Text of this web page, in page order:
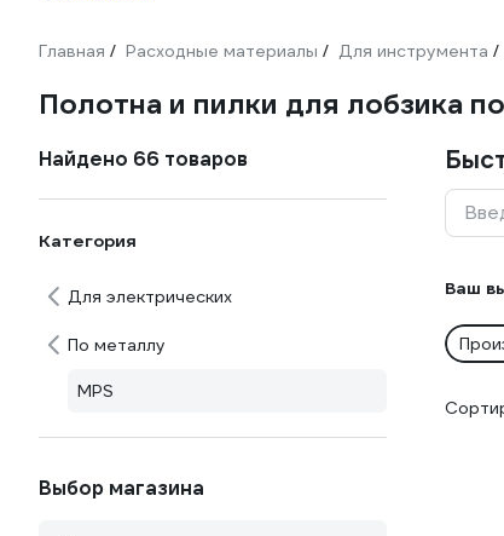
Главная / Расходные материалы / Для инструмента /
Полотна и пилки для лобзика
Найдено 66 товаров
Категория
Для электрических
По металлу
MPS
Выбор магазина
Ваш